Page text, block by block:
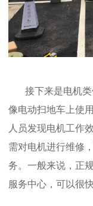
接下来是电机
像电动扫地车上使
人员发现电机工作
需对电机进行维修
务。一般来说，正
服务中心，可以很